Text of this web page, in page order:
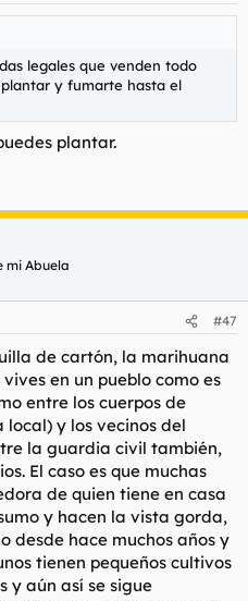
legales que venden todo
y fumarte hasta el
plantar.
mi Abuela
#47
de cartón, la marihuana
en un pueblo como es
entre los cuerpos de
y los vecinos del
la guardia civil también,
El caso es que muchas
de quien tiene en casa
y hacen la vista gorda,
desde hace muchos años y
tienen pequeños cultivos
y aún así se sigue